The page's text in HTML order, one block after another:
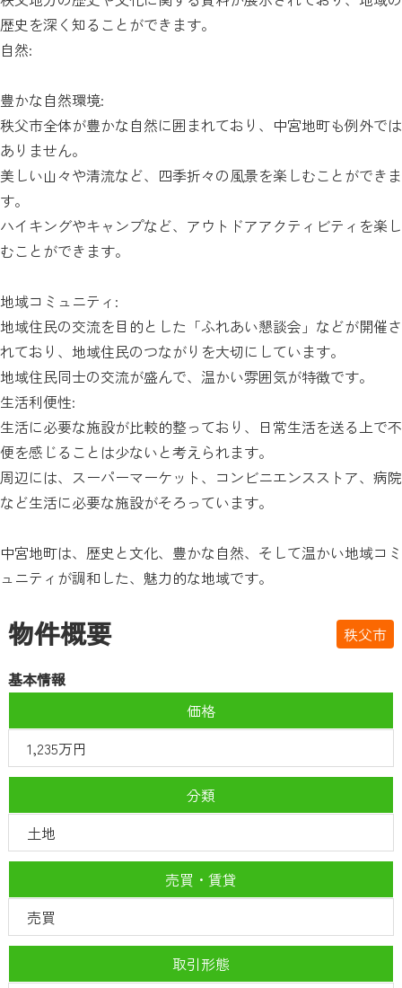
物件概要 秩父市
基本情報
価格
1,235万円
分類
土地
売買・賃貸
売買
取引形態
歴史を深く知ることができます。
自然:
豊かな自然環境:
秩父市全体が豊かな自然に囲まれており、中宮地町も例外では
ありません。
美しい山々や清流など、四季折々の風景を楽しむことができま
す。
ハイキングやキャンプなど、アウトドアアクティビティを楽し
むことができます。
地域コミュニティ:
地域住民の交流を目的とした「ふれあい懇談会」などが開催さ
れており、地域住民のつながりを大切にしています。
地域住民同士の交流が盛んで、温かい雰囲気が特徴です。
生活利便性:
生活に必要な施設が比較的整っており、日常生活を送る上で不
便を感じることは少ないと考えられます。
周辺には、スーパーマーケット、コンビニエンスストア、病院
など生活に必要な施設がそろっています。
中宮地町は、歴史と文化、豊かな自然、そして温かい地域コミ
ュニティが調和した、魅力的な地域です。